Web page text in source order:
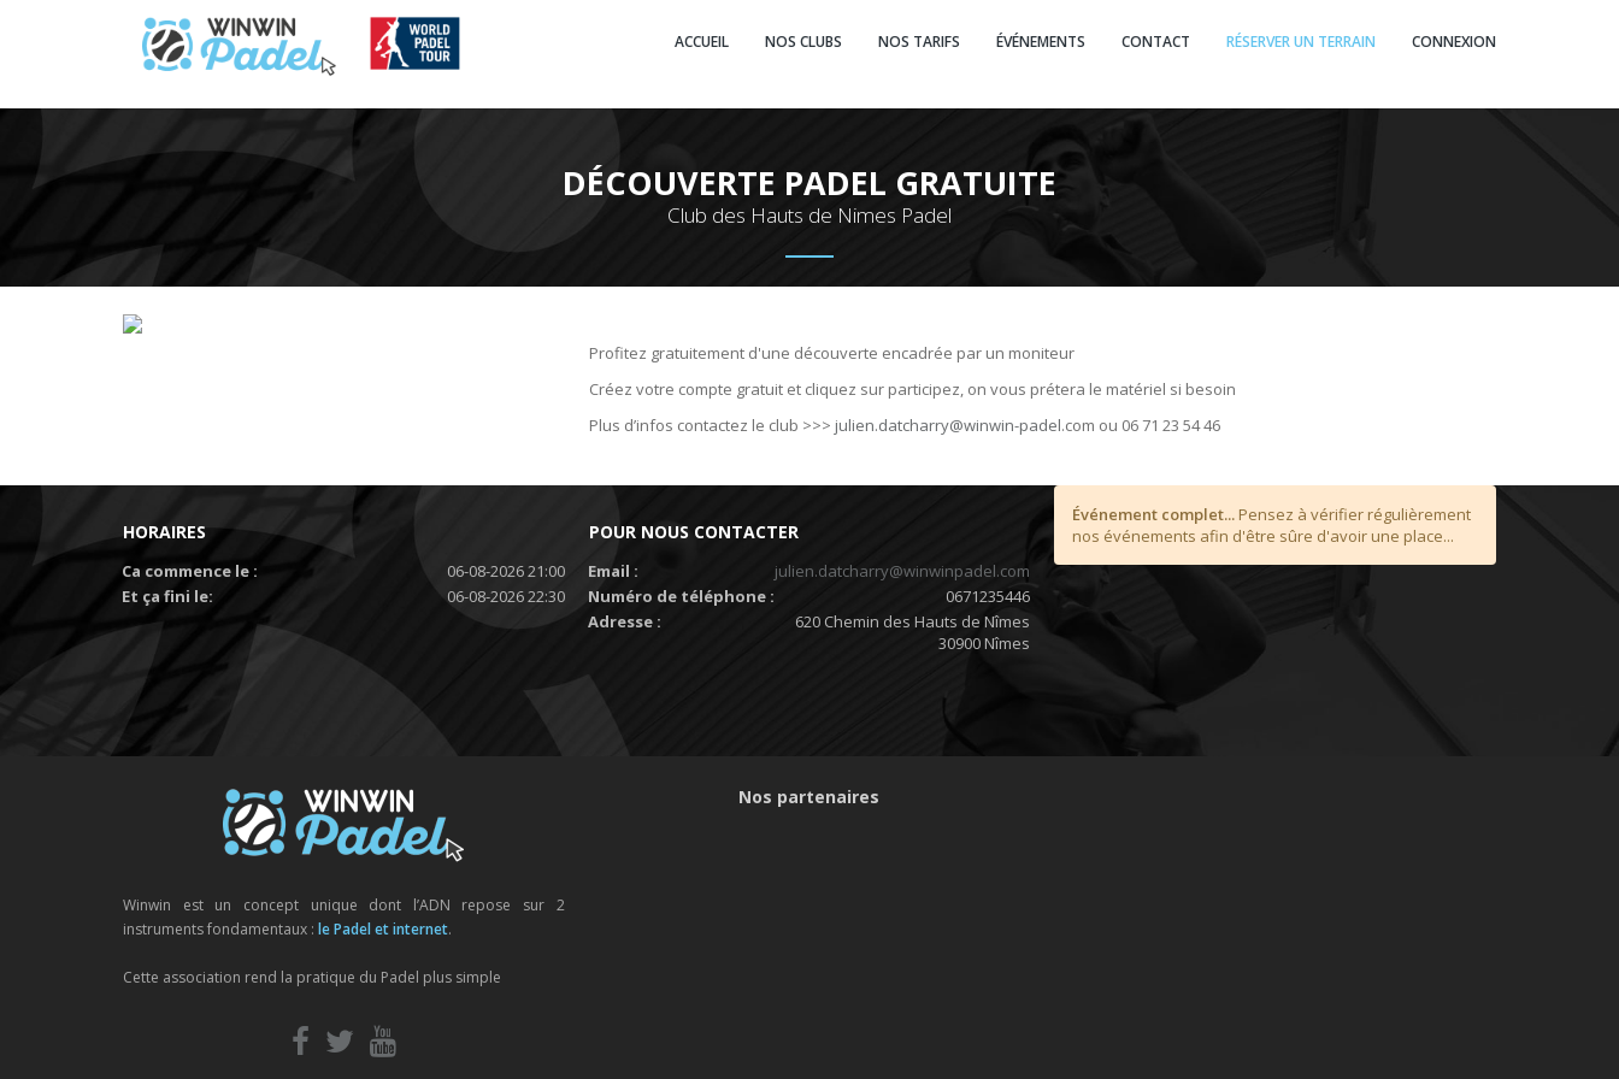
ACCUEIL NOS CLUBS NOS TARIFS ÉVÉNEMENTS CONTACT RÉSERVER UN TERRAIN CONNEXION
DÉCOUVERTE PADEL GRATUITE
Club des Hauts de Nimes Padel
Profitez gratuitement d'une découverte encadrée par un moniteur
Créez votre compte gratuit et cliquez sur participez, on vous prétera le matériel si besoin
Plus d’infos contactez le club >>> julien.datcharry@winwin-padel.com ou 06 71 23 54 46
HORAIRES
Ca commence le :
06-08-2026 21:00
Et ça fini le:
06-08-2026 22:30
POUR NOUS CONTACTER
Email :
julien.datcharry@winwinpadel.com
Numéro de téléphone :
0671235446
Adresse :
620 Chemin des Hauts de Nîmes
30900 Nîmes
Événement complet... Pensez à vérifier régulièrement
nos événements afin d'être sûre d'avoir une place...
Winwin est un concept unique dont l’ADN repose sur 2
instruments fondamentaux : le Padel et internet.
Cette association rend la pratique du Padel plus simple
Nos partenaires